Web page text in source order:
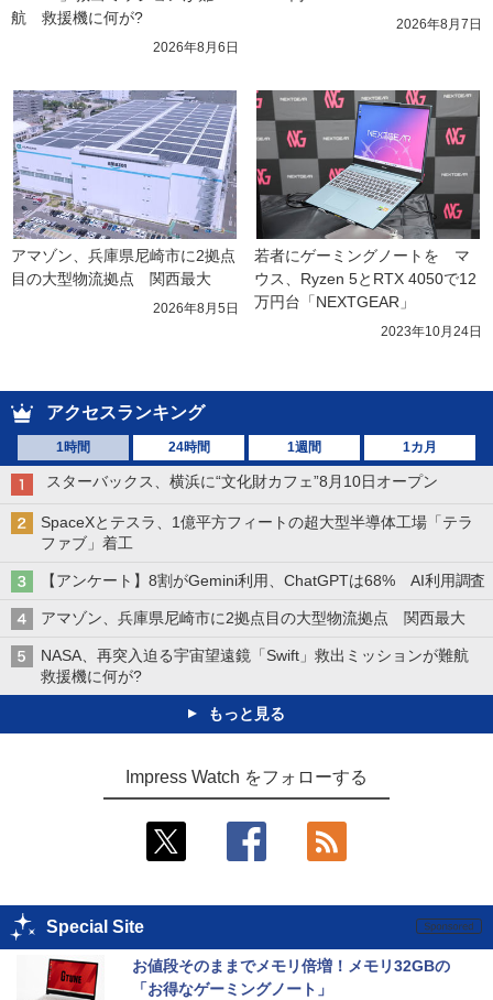
航　救援機に何が?
2026年8月6日
2026年8月7日
アマゾン、兵庫県尼崎市に2拠点
目の大型物流拠点　関西最大
2026年8月5日
若者にゲーミングノートを　マ
ウス、Ryzen 5とRTX 4050で12
万円台「NEXTGEAR」
2023年10月24日
アクセスランキング
1時間 24時間 1週間 1カ月
スターバックス、横浜に“文化財カフェ”8月10日オープン
SpaceXとテスラ、1億平方フィートの超大型半導体工場「テラ
ファブ」着工
【アンケート】8割がGemini利用、ChatGPTは68% AI利用調査
アマゾン、兵庫県尼崎市に2拠点目の大型物流拠点 関西最大
NASA、再突入迫る宇宙望遠鏡「Swift」救出ミッションが難航
救援機に何が?
もっと見る
Impress Watch をフォローする
Special Site
お値段そのままでメモリ倍増！メモリ32GBの
「お得なゲーミングノート」